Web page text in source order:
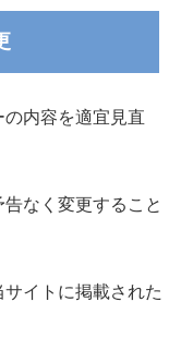
内容を適宜見直
なく変更すること
イトに掲載された